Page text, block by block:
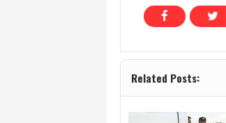
Related Posts: